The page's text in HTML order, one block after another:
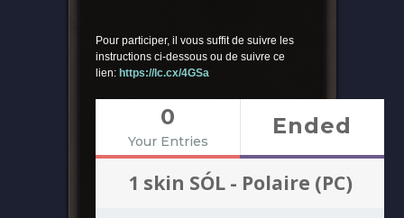
Pour participer, il vous suffit de suivre les
instructions ci-dessous ou de suivre ce
lien: https://lc.cx/4GSa